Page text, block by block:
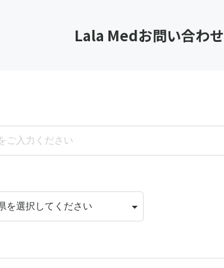
Lala Medお問い合わせ